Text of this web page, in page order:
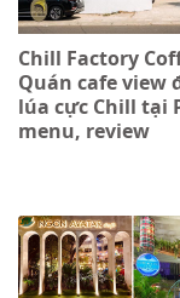
Chill Factory
Quán cafe view
lúa cực Chill tại
menu, review